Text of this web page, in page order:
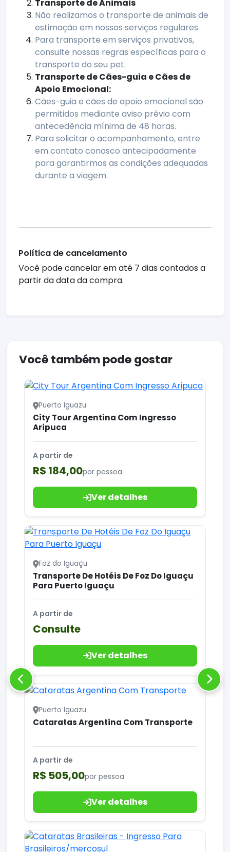
Transporte de Animais
Não realizamos o transporte de animais de
estimação em nossos serviços regulares.
Para transporte em serviços privativos,
consulte nossas regras específicas para o
transporte do seu pet.
Transporte de Cães-guia e Cães de
Apoio Emocional:
Cães-guia e cães de apoio emocional são
permitidos mediante aviso prévio com
antecedência mínima de 48 horas.
Para solicitar o acompanhamento, entre
em contato conosco antecipadamente
para garantirmos as condições adequadas
durante a viagem.
Política de cancelamento
Você pode cancelar em até 7 dias contados a
partir da data da compra.
Você também pode gostar
Puerto Iguazu
City Tour Argentina Com Ingresso
Aripuca
A partir de
R$ 184,00por pessoa
Ver detalhes
Foz do Iguaçu
Transporte De Hotéis De Foz Do Iguaçu
Para Puerto Iguaçu
A partir de
Consulte
Ver detalhes
Puerto Iguazu
Cataratas Argentina Com Transporte
A partir de
R$ 505,00por pessoa
Ver detalhes